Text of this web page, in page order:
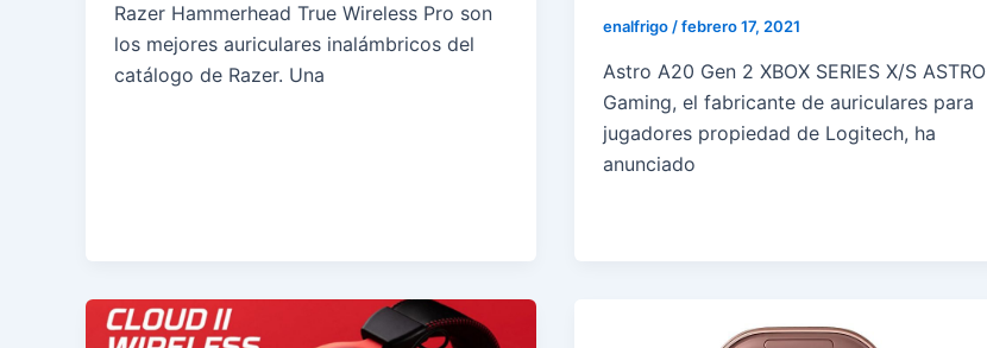
Razer Hammerhead True Wireless Pro son
los mejores auriculares inalámbricos del
catálogo de Razer. Una
enalfrigo/febrero 17, 2021
Astro A20 Gen 2 XBOX SERIES X/S ASTRO
Gaming, el fabricante de auriculares para
jugadores propiedad de Logitech, ha
anunciado